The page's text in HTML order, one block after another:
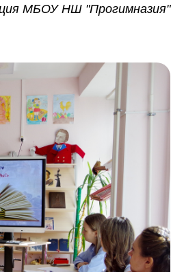
МБОУ НШ "Прогимназия"